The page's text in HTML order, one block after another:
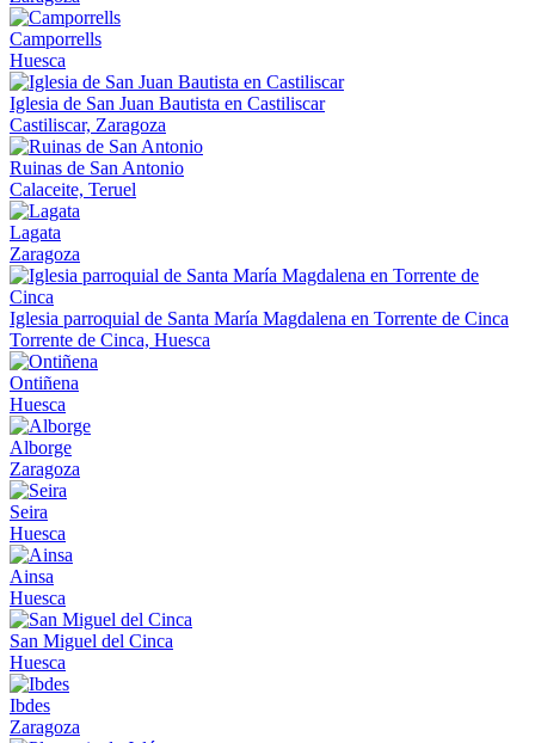
Camporrells
Huesca
Iglesia de San Juan Bautista en Castiliscar
Castiliscar, Zaragoza
Ruinas de San Antonio
Calaceite, Teruel
Lagata
Zaragoza
Iglesia parroquial de Santa María Magdalena en Torrente de Cinca
Torrente de Cinca, Huesca
Ontiñena
Huesca
Alborge
Zaragoza
Seira
Huesca
Ainsa
Huesca
San Miguel del Cinca
Huesca
Ibdes
Zaragoza